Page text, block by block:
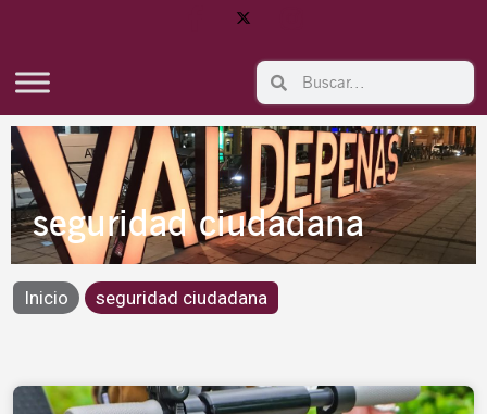
Search Search
seguridad ciudadana
Inicio seguridad ciudadana